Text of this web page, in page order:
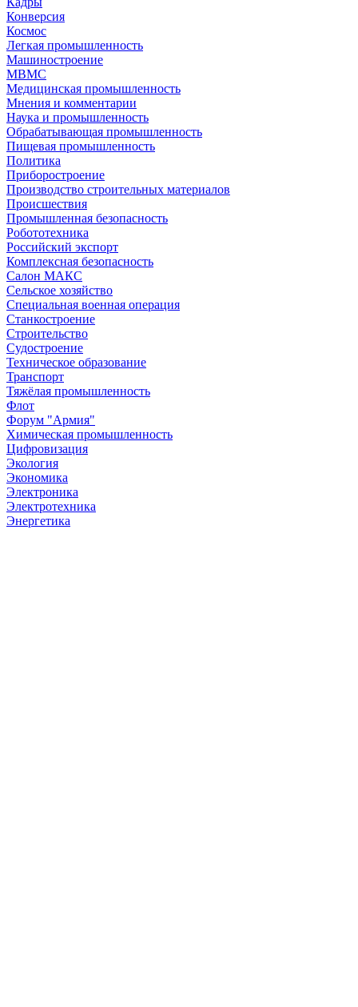
Конверсия
Космос
Легкая промышленность
Машиностроение
МВМС
Медицинская промышленность
Мнения и комментарии
Наука и промышленность
Обрабатывающая промышленность
Пищевая промышленность
Политика
Приборостроение
Производство строительных материалов
Происшествия
Промышленная безопасность
Робототехника
Российский экспорт
Комплексная безопасность
Салон МАКС
Сельское хозяйство
Специальная военная операция
Станкостроение
Строительство
Судостроение
Техническое образование
Транспорт
Тяжёлая промышленность
Флот
Форум "Армия"
Химическая промышленность
Цифровизация
Экология
Экономика
Электроника
Электротехника
Энергетика